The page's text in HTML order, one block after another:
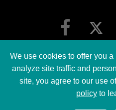
2026
We use cookies to offer you
analyze site traffic and
site, you agree to our use
policyto